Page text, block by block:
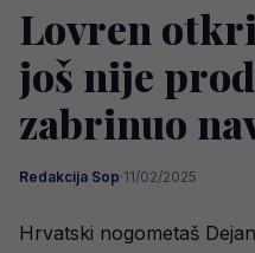
Lovren
još nije
zabrinuo
Redakcija Sop·11/02/2025
Hrvatski nogometaš